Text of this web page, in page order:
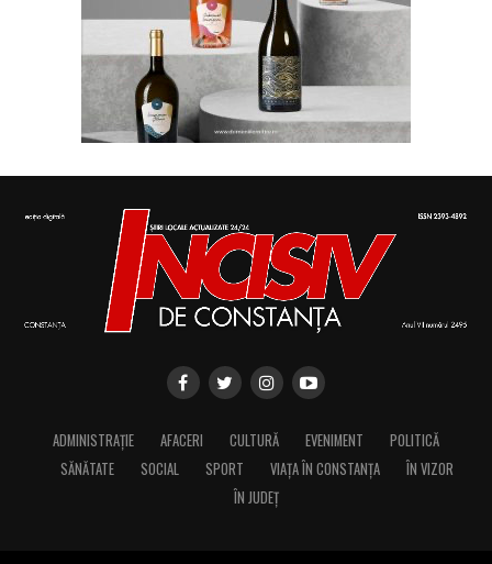
ADMINISTRAȚIE AFACERI CULTURĂ EVENIMENT
POLITICĂ
SĂNĂTATE
SOCIAL SPORT VIAȚA ÎN CONSTANȚA
ÎN VIZOR
ÎN JUDEȚ